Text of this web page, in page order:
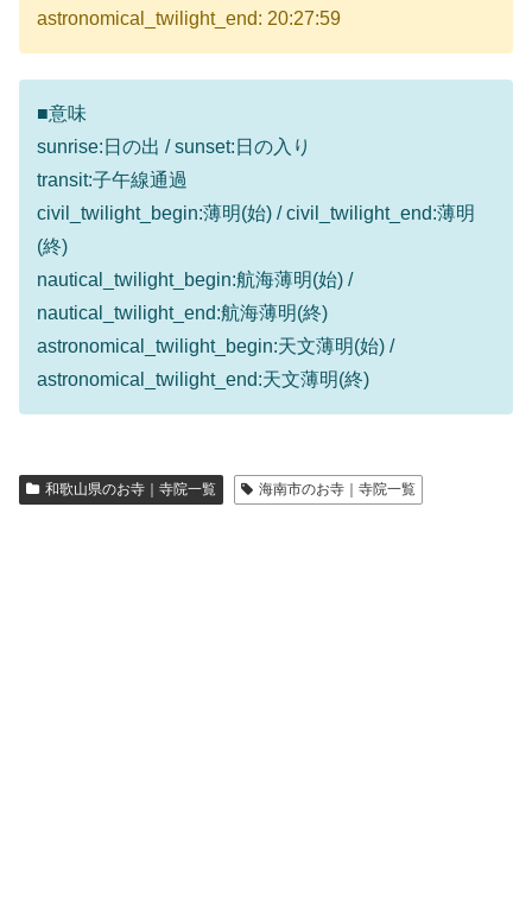
astronomical_twilight_end: 20:27:59
■意味
sunrise:日の出 / sunset:日の入り
transit:子午線通過
civil_twilight_begin:薄明(始) / civil_twilight_end:薄明
(終)
nautical_twilight_begin:航海薄明(始) /
nautical_twilight_end:航海薄明(終)
astronomical_twilight_begin:天文薄明(始) /
astronomical_twilight_end:天文薄明(終)
和歌山県のお寺｜寺院一覧 海南市のお寺｜寺院一覧